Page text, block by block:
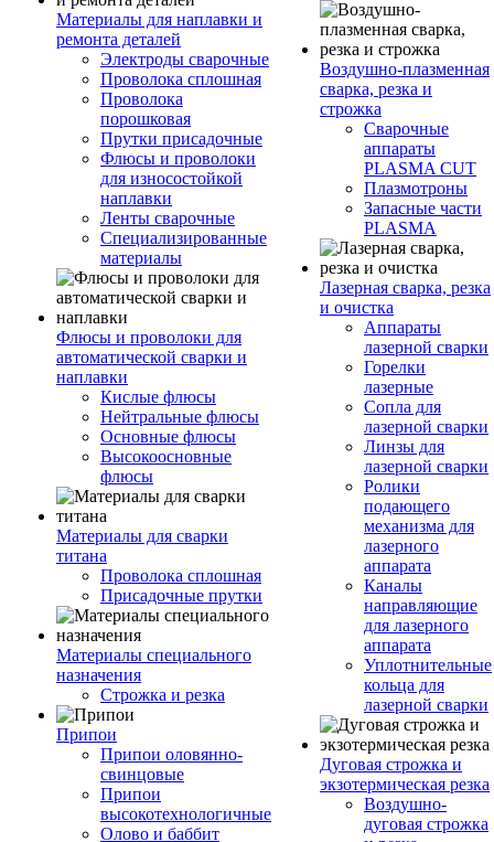
Материалы для наплавки и
ремонта деталей
Электроды сварочные
Проволока сплошная
Проволока
порошковая
Прутки присадочные
Флюсы и проволоки
для износостойкой
наплавки
Ленты сварочные
Специализированные
материалы
Флюсы и проволоки для
автоматической сварки и
наплавки
Кислые флюсы
Нейтральные флюсы
Основные флюсы
Высокоосновные
флюсы
Материалы для сварки
титана
Проволока сплошная
Присадочные прутки
Материалы специального
назначения
Строжка и резка
Припои
Припои оловянно-
свинцовые
Припои
высокотехнологичные
Олово и баббит
Воздушно-плазменная
сварка, резка и
строжка
Сварочные
аппараты
PLASMA CUT
Плазмотроны
Запасные части
PLASMA
Лазерная сварка, резка
и очистка
Аппараты
лазерной сварки
Горелки
лазерные
Сопла для
лазерной сварки
Линзы для
лазерной сварки
Ролики
подающего
механизма для
лазерного
аппарата
Каналы
направляющие
для лазерного
аппарата
Уплотнительные
кольца для
лазерной сварки
Дуговая строжка и
экзотермическая резка
Воздушно-
дуговая строжка